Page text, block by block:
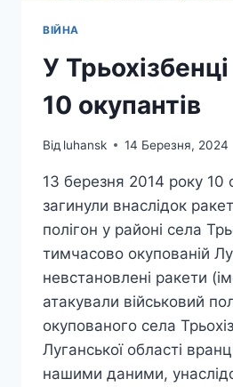
ВІЙНА
У
10 окупантів
Від luhansk 14 Березня, 2024
13 березня 2014 року 10
загинули внаслідок
полігон у районі села
тимчасово окупованій
невстановлені ракети
атакували військовий
окупованого села
Луганської області
нашими даними,